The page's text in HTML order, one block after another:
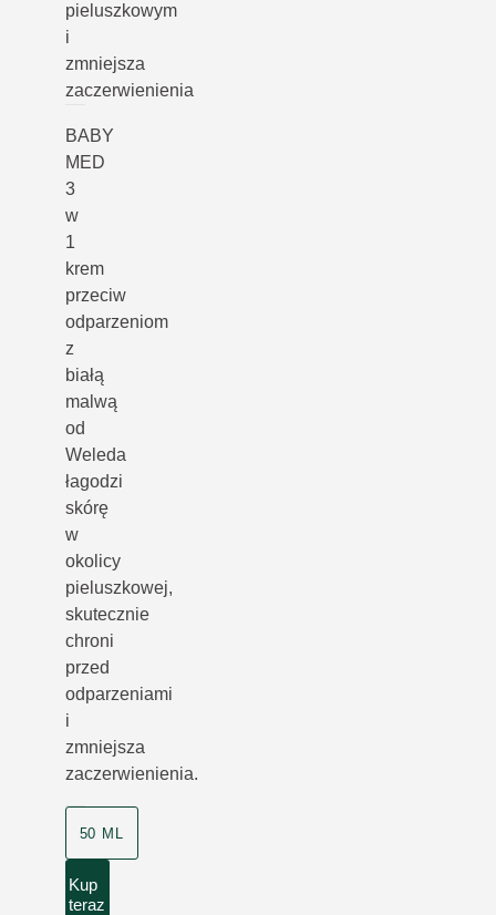
pieluszkowym
i
zmniejsza
zaczerwienienia
BABY
MED
3
w
1
krem
przeciw
odparzeniom
z
białą
malwą
od
Weleda
łagodzi
skórę
w
okolicy
pieluszkowej,
skutecznie
chroni
przed
odparzeniami
i
zmniejsza
zaczerwienienia.
50 ML
Kup
teraz